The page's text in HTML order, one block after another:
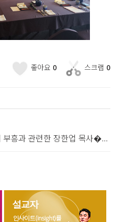
좋아요 0 스크랩 0
부흥과 관련한 장한업 목사�...